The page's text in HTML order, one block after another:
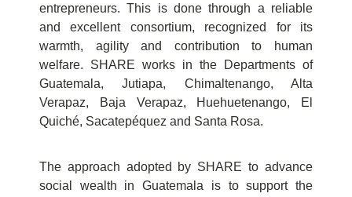
entrepreneurs. This is done through a reliable
and excellent consortium, recognized for its
warmth, agility and contribution to human
welfare. SHARE works in the Departments of
Guatemala, Jutiapa, Chimaltenango, Alta
Verapaz, Baja Verapaz, Huehuetenango, El
Quiché, Sacatepéquez and Santa Rosa.
The approach adopted by SHARE to advance
social wealth in Guatemala is to support the